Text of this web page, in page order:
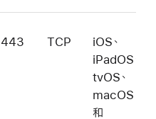
443 TCP
iOS、
iPadOS、
tvOS、
macOS
和